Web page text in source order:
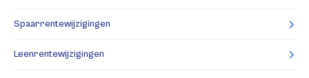
Spaarrentewijzigingen
Leenrentewijzigingen